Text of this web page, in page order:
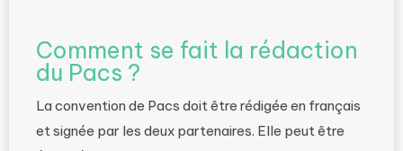
Comment se fait la rédaction
du Pacs ?
La convention de Pacs doit être rédigée en français
et signée par les deux partenaires. Elle peut être